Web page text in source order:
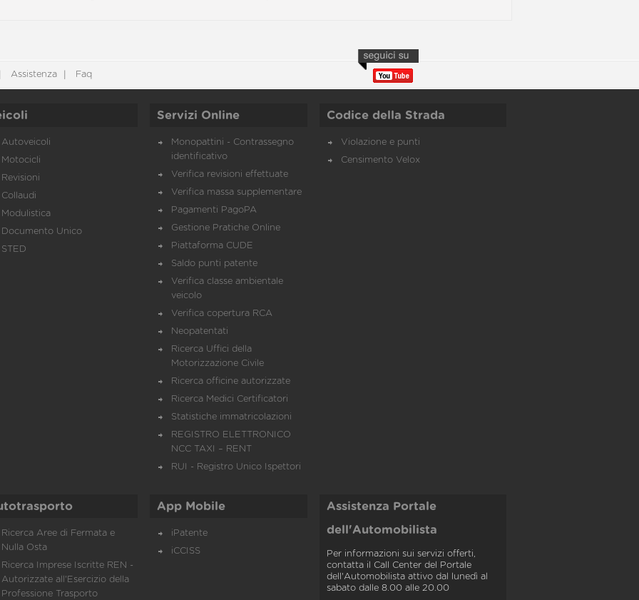
Assistenza Faq
Autoveicoli
Motocicli
Revisioni
Collaudi
Modulistica
Documento Unico
STED
Servizi Online
Monopattini - Contrassegno
identificativo
Verifica revisioni effettuate
Verifica massa supplementare
Pagamenti PagoPA
Gestione Pratiche Online
Piattaforma CUDE
Saldo punti patente
Verifica classe ambientale
veicolo
Verifica copertura RCA
Neopatentati
Ricerca Uffici della
Motorizzazione Civile
Ricerca officine autorizzate
Ricerca Medici Certificatori
Statistiche immatricolazioni
REGISTRO ELETTRONICO
NCC TAXI – RENT
RUI - Registro Unico Ispettori
Codice della Strada
Violazione e punti
Censimento Velox
Ricerca Aree di Fermata e
Nulla Osta
Ricerca Imprese Iscritte REN -
Autorizzate all'Esercizio della
Professione Trasporto
App Mobile
iPatente
iCCISS
Assistenza Portale
dell'Automobilista
Per informazioni sui servizi offerti,
contatta il Call Center del Portale
dell'Automobilista attivo dal lunedì al
sabato dalle 8.00 alle 20.00